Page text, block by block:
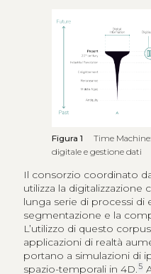
Figura 1
Time
digitale e gestione dati
Il consorzio coordinato
utilizza la
lunga serie di processi di
segmentazione e la
L’utilizzo di questo
applicazioni di realtà
portano a simulazioni di
spazio-temporali in 4D.5